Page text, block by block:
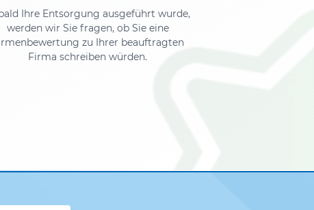
Ihre Entsorgung ausgeführt wurde,
werden wir Sie fragen, ob Sie eine
zu Ihrer beauftragten
Firma schreiben würden.